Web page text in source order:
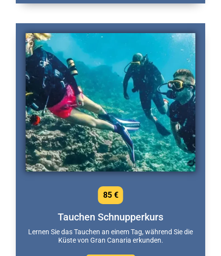
Tauchen Schnupperkurs
Lernen Sie das Tauchen an einem Tag, während Sie die
Küste von Gran Canaria erkunden.
85 €